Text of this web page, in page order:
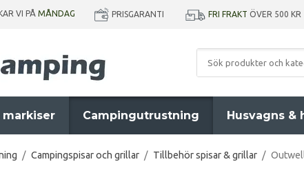
VI PÅ MÅNDAG PRISGARANTI FRI FRAKT ÖVER 500 KR
markiser Campingutrustning Husvagns &
/ Campingspisar och grillar / Tillbehör spisar & grillar /